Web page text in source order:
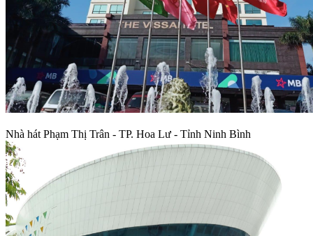
Nhà hát Phạm Thị Trân - TP. Hoa Lư - Tỉnh Ninh Bình